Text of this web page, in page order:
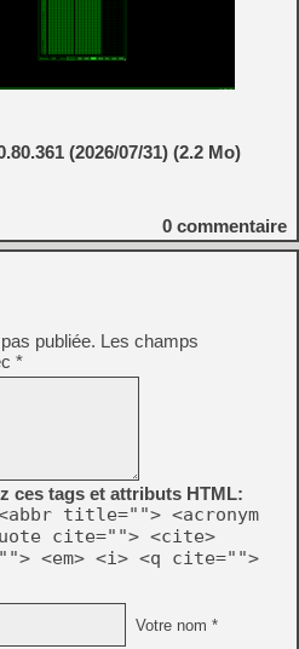
(2026/07/31) (2.2 Mo)
0 commentaire
publiée. Les champs
*
ces tags et attributs HTML:
title=""> <acronym
cite=""> <cite>
<em> <i> <q cite="">
Votre nom *